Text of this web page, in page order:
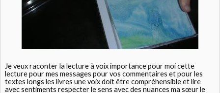
Je veux raconter la lecture à voix importance pour moi cette
lecture pour mes messages pour vos commentaires et pour les
textes longs les livres une voix doit être compréhensible et lire
avec sentiments respecter le sens avec des nuances ma sœur le